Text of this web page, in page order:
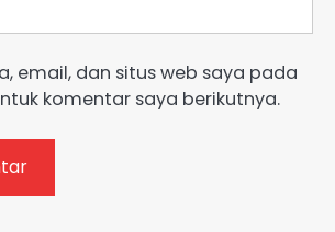
email, dan situs web saya pada
komentar saya berikutnya.